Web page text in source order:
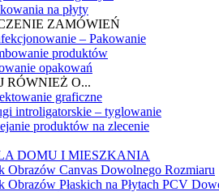
na płyty
ZAMÓWIEŃ
– Pakowanie
produktów
opakowań
RÓWNIEŻ O...
graficzne
introligatorskie – tyglowanie
produktów na zlecenie
DOMU I MIESZKANIA
Obrazów Canvas Dowolnego Rozmiaru
Obrazów Płaskich na Płytach PCV